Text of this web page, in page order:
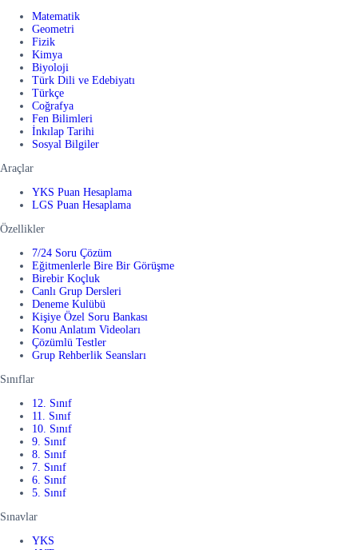
Matematik
Geometri
Fizik
Kimya
Biyoloji
Türk Dili ve Edebiyatı
Türkçe
Coğrafya
Fen Bilimleri
İnkılap Tarihi
Sosyal Bilgiler
Araçlar
YKS Puan Hesaplama
LGS Puan Hesaplama
Özellikler
7/24 Soru Çözüm
Eğitmenlerle Bire Bir Görüşme
Birebir Koçluk
Canlı Grup Dersleri
Deneme Kulübü
Kişiye Özel Soru Bankası
Konu Anlatım Videoları
Çözümlü Testler
Grup Rehberlik Seansları
Sınıflar
12. Sınıf
11. Sınıf
10. Sınıf
9. Sınıf
8. Sınıf
7. Sınıf
6. Sınıf
5. Sınıf
Sınavlar
YKS